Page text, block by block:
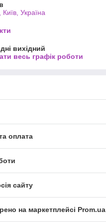
Київ, Україна
вихідний
весь графік роботи
оплата
сайту
на маркетплейсі Prom.ua